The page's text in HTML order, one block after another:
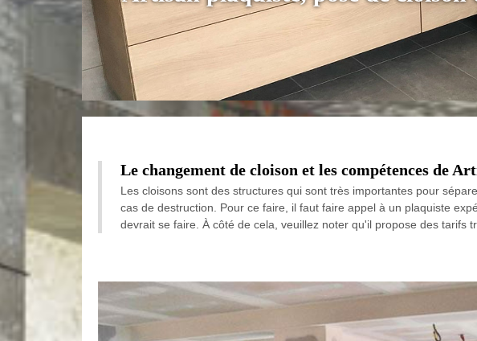
Le changement de cloison et les compétences de
Les cloisons sont des structures qui sont très importantes pour
cas de destruction. Pour ce faire, il faut faire appel à un plaquiste
devrait se faire. À côté de cela, veuillez noter qu'il propose des tarifs